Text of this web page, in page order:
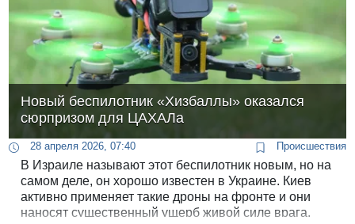
Новый беспилотник «Хизбаллы» оказался
сюрпризом для ЦАХАЛа
28 апреля 2026, 07:40 Происшествия
В Израиле называют этот беспилотник новым, но на
самом деле, он хорошо известен в Украине. Киев
активно применяет такие дроны на фронте и они
наносят существенный ущерб живой силе врага.